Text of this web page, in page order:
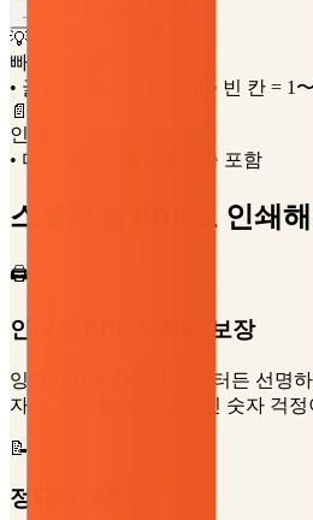
← 이전
💡
빠른 가이드
• 굵은 숫자 = 힌트 숫자
• 빈 칸 = 1
📄
인쇄 정보
• 다운로드에 총 4개 퍼즐 포함
스도쿠를 PDF로 인쇄해
🖨️
인쇄용 PDF 고화질 보장
잉크젯이든 레이저 프린터든 선명
자 — 흐릿한 선이나 깨진 숫자 걱정
📝
정답지 포함